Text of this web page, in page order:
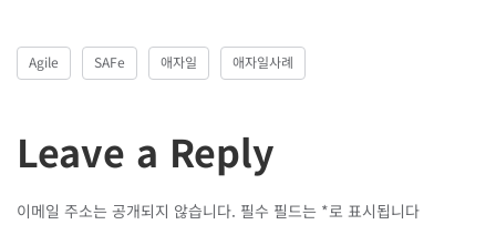
Agile SAFe 애자일 애자일사례
Leave a Reply
이메일 주소는 공개되지 않습니다. 필수 필드는 *로 표시됩니다